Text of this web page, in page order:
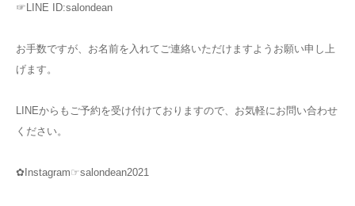
☞LINE ID:salondean
お手数ですが、お名前を入れてご連絡いただけますようお願い申し上
げます。
LINEからもご予約を受け付けておりますので、お気軽にお問い合わせ
ください。
✿Instagram☞salondean2021